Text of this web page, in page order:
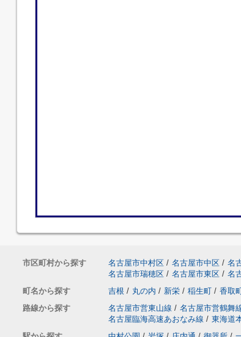
市区町村から探す 名古屋市中村区 / 名古屋市中区 / 名
名古屋市瑞穂区 / 名古屋市東区 / 名
町名から探す
吉根 / 丸の内 / 新栄 / 稲生町 / 香取
路線から探す
名古屋市営東山線 / 名古屋市営鶴舞
名古屋臨海高速あおなみ線 / 東海道